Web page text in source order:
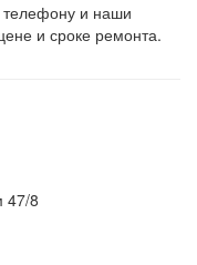
телефону и наши
и сроке ремонта.
47/8